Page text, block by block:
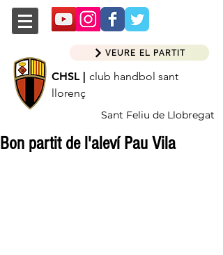
CHSL | club handbol sant
llorenç
Sant Feliu de Llobregat
VEURE EL PARTIT
Bon partit de l'aleví Pau Vila